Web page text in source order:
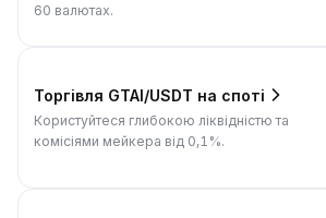
60 валютах.
Торгівля GTAI/USDT на споті
Користуйтеся глибокою ліквідністю та
комісіями мейкера від 0,1%.